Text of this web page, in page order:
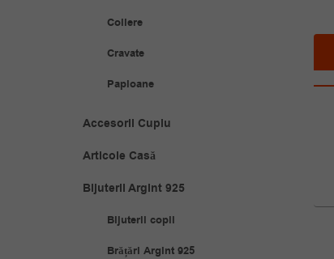
Coliere
Cravate
Papioane
Accesorii Cuplu
Articole Casă
Bijuterii Argint 925
Bijuterii copii
Brățări Argint 925